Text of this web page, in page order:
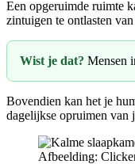
Een opgeruimde ruimte
zintuigen te ontlasten
Wist je dat? Mensen
Bovendien kan het je
dagelijkse opruimen van
Afbeelding: